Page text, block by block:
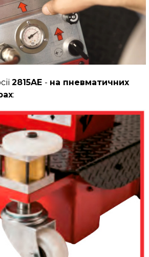
2815AE - на пневматичних
: